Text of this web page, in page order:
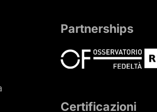
Partnerships
Certificazioni